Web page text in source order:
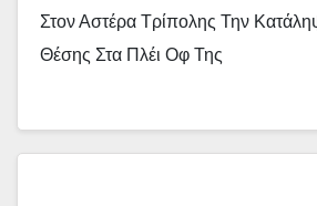
Στον Αστέρα Τρίπολης Την
Θέσης Στα Πλέι Οφ Της